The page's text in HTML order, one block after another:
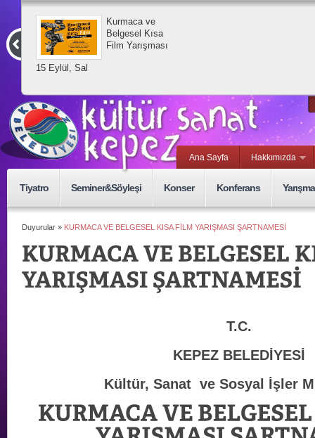
15 Eylül, Sal
Kurmaca ve
Belgesel Kısa
Film Yarışması
Ana Sayfa Hakkımızda
Tiyatro Seminer&Söyleşi Konser Konferans Yarışma
Duyurular » KURMACA VE BELGESEL KISA FİLM YARIŞMASI ŞARTNAMESİ
T.C.
KEPEZ BELEDİYESİ
Kültür, Sanat ve Sosyal İşler